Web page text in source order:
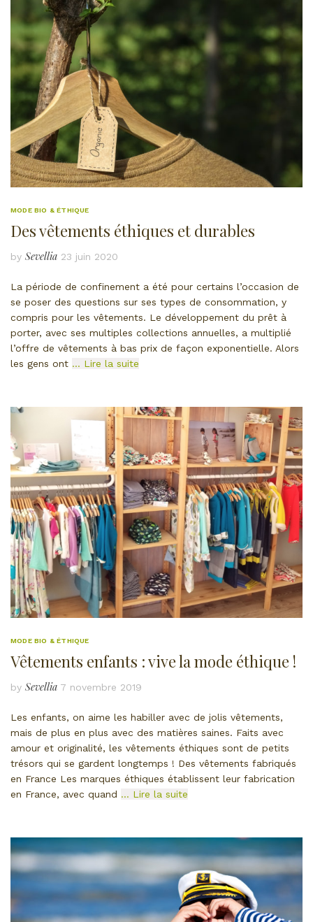
MODE BIO & ÉTHIQUE
Des vêtements éthiques et durables
by Sevellia 23 juin 2020
La période de confinement a été pour certains l’occasion de
se poser des questions sur ses types de consommation, y
compris pour les vêtements. Le développement du prêt à
porter, avec ses multiples collections annuelles, a multiplié
l’offre de vêtements à bas prix de façon exponentielle. Alors
les gens ont … Lire la suite
MODE BIO & ÉTHIQUE
Vêtements enfants : vive la mode éthique !
by Sevellia 7 novembre 2019
Les enfants, on aime les habiller avec de jolis vêtements,
mais de plus en plus avec des matières saines. Faits avec
amour et originalité, les vêtements éthiques sont de petits
trésors qui se gardent longtemps ! Des vêtements fabriqués
en France Les marques éthiques établissent leur fabrication
en France, avec quand … Lire la suite